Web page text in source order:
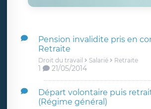
Pension invalidite pris en
Retraite
Droit du travail Salarié Retraite
1 21/05/2014
Départ volontaire puis
(Régime général)